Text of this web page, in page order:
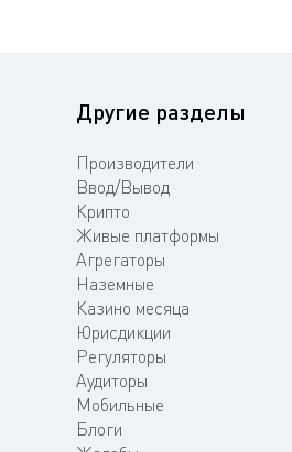
Другие разделы
Производители
Ввод/Вывод
Крипто
Живые платформы
Агрегаторы
Наземные
Казино месяца
Юрисдикции
Регуляторы
Аудиторы
Мобильные
Блоги